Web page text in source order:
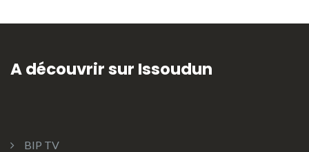
A découvrir sur Issoudun
BIP TV